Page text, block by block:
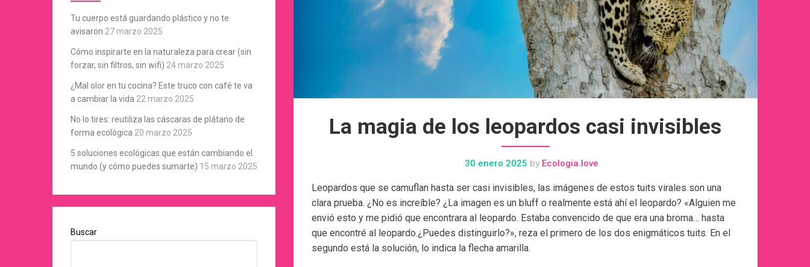
La magia de los leopardos casi invisibles
30 enero 2025 byEcologia.love
Leopardos que se camuflan hasta ser casi invisibles, las imágenes de estos tuits virales son una
clara prueba. ¿No es increíble? ¿La imagen es un bluff o realmente está ahí el leopardo? «Alguien me
envió esto y me pidió que encontrara al leopardo. Estaba convencido de que era una broma… hasta
que encontré al leopardo.¿Puedes distinguirlo?», reza el primero de los dos enigmáticos tuits. En el
segundo está la solución, lo indica la flecha amarilla.
Tu cuerpo está guardando plástico y no te
avisaron 27 marzo 2025
Cómo inspirarte en la naturaleza para crear (sin
forzar, sin filtros, sin wifi) 24 marzo 2025
¿Mal olor en tu cocina? Este truco con café te va
a cambiar la vida 22 marzo 2025
No lo tires: reutiliza las cáscaras de plátano de
forma ecológica 20 marzo 2025
5 soluciones ecológicas que están cambiando el
mundo (y cómo puedes sumarte) 15 marzo 2025
Buscar